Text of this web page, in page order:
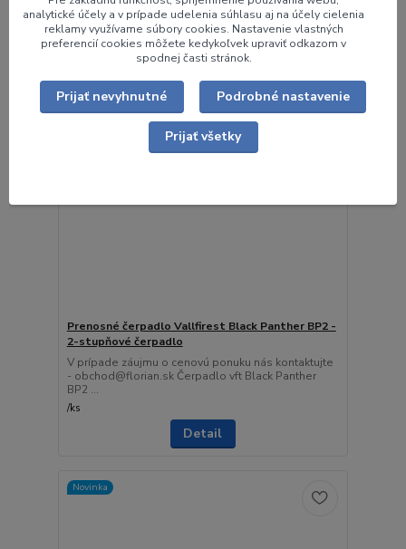
Prenosné čerpadlo Vallfirest Black Panther BP2 -
2-stupňové čerpadlo
V prípade záujmu o cenovú ponuku nás kontaktujte
- obchod@florian.sk Čerpadlo vft Black Panther
BP2 ...
/ks
Detail
Novinka
analytické účely a v prípade udelenia súhlasu aj na účely cielenia
reklamy využívame súbory cookies. Nastavenie vlastných
preferencií cookies môžete kedykoľvek upraviť odkazom v
spodnej časti stránok.
Prijať nevyhnutné Podrobné nastavenie
Prijať všetky